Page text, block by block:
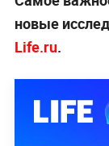
новые
Life.ru.